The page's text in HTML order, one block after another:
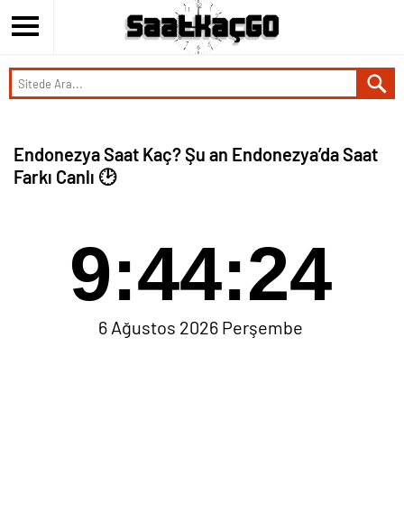
Endonezya Saat Kaç? Şu an Endonezya’da Saat
Farkı Canlı 🕑
9:44:25
6 Ağustos 2026 Perşembe